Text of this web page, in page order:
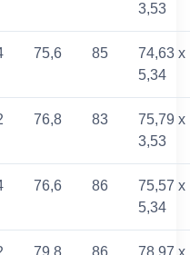
3,53
75,6 85
74,63 x
5,34
76,8 83
75,79 x
3,53
76,6 86
75,57 x
5,34